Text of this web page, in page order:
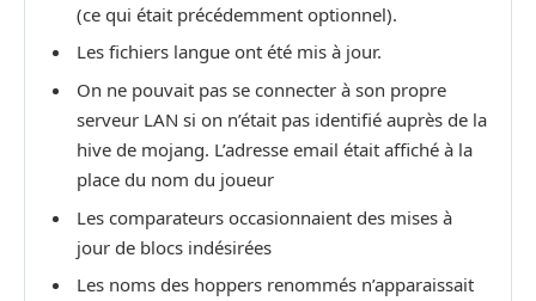
(ce qui était précédemment optionnel).
Les fichiers langue ont été mis à jour.
On ne pouvait pas se connecter à son propre
serveur LAN si on n’était pas identifié auprès de la
hive de mojang. L’adresse email était affiché à la
place du nom du joueur
Les comparateurs occasionnaient des mises à
jour de blocs indésirées
Les noms des hoppers renommés n’apparaissait